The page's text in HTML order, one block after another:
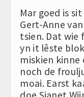
Mar goed is
Gert-Anne
tsien. Dat wie
yn it lêste
miskien kinne
noch de
moai. Earst